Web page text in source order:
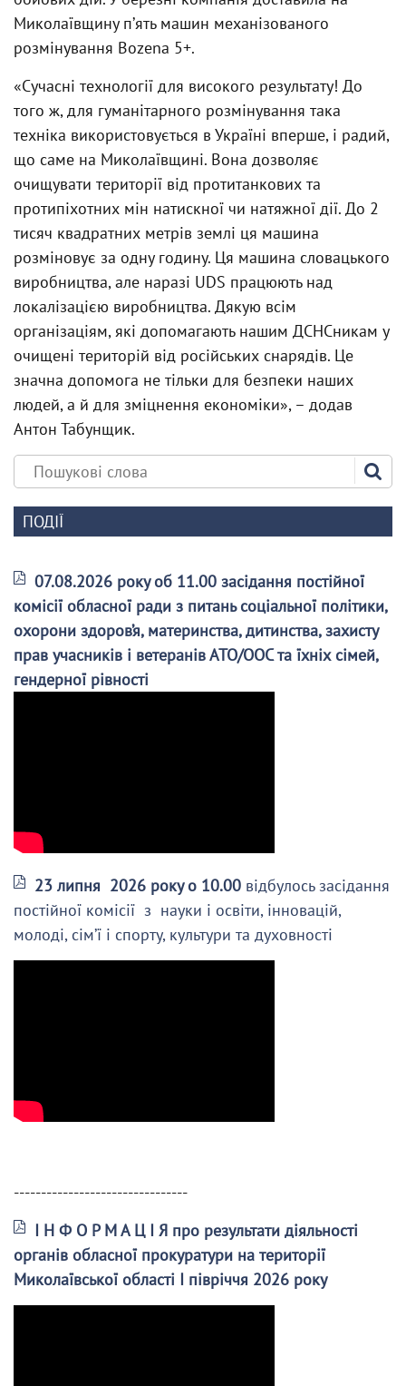
Миколаївщину пʼять машин механізованого
розмінування Bozena 5+.
«Сучасні технології для високого результату! До
того ж, для гуманітарного розмінування така
техніка використовується в Україні вперше, і радий,
що саме на Миколаївщині. Вона дозволяє
очищувати території від протитанкових та
протипіхотних мін натискної чи натяжної дії. До 2
тисяч квадратних метрів землі ця машина
розміновує за одну годину. Ця машина словацького
виробництва, але наразі UDS працюють над
локалізацією виробництва. Дякую всім
організаціям, які допомагають нашим ДСНСникам у
очищені територій від російських снарядів. Це
значна допомога не тільки для безпеки наших
людей, а й для зміцнення економіки», – додав
Антон Табунщик.
ПОДІЇ
07.08.2026 року об 11.00 засідання постійної
комісії обласної ради з питань соціальної політики,
охорони здоров’я, материнства, дитинства, захисту
прав учасників і ветеранів АТО/ООС та їхніх сімей,
гендерної рівності
23 липня 2026 року о 10.00 відбулось засідання
постійної комісії з науки і освіти, інновацій,
молоді, сім’ї і спорту, культури та духовності
--------------------------------
І Н Ф О Р М А Ц І Я про результати діяльності
органів обласної прокуратури на території
Миколаївської області І півріччя 2026 року